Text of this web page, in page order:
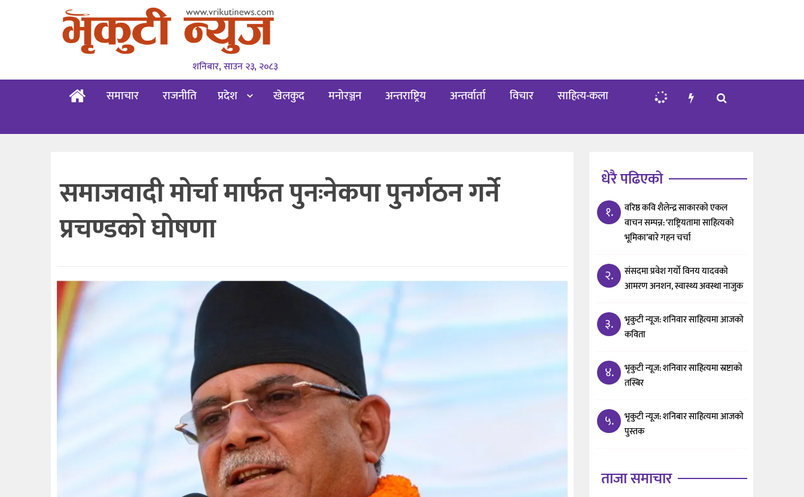
शनिबार, साउन २३, २०८३
समाचार राजनीति प्रदेश खेलकुद मनोरञ्जन अन्तराष्ट्रिय अन्तर्वार्ता विचार साहित्य-कला
समाजवादी मोर्चा मार्फत पुनःनेकपा पुनर्गठन गर्ने
प्रचण्डको घोषणा
धेरै पढिएको
१.
वरिष्ठ कवि शैलेन्द्र साकारको एकल
वाचन सम्पन्न: ‘राष्ट्रियतामा साहित्यको
भूमिका’बारे गहन चर्चा
२.
संसदमा प्रवेश गर्यो विनय यादवको
आमरण अनशन, स्वास्थ्य अवस्था नाजुक
३.
भृकुटी न्यूज: शनिवार साहित्यमा आजको
कविता
४.
भृकुटी न्यूज: शनिवार साहित्यमा स्रष्टाको
तस्बिर
५.
भृकुटी न्यूज: शनिबार साहित्यमा आजको
पुस्तक
ताजा समाचार